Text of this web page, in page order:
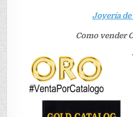
Joyería de
Como vender